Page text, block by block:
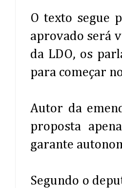
O texto segue
aprovado será
da LDO, os
para começar
Autor da
proposta
garante
Segundo o